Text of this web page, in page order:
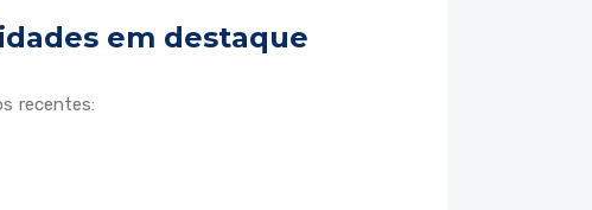
em destaque
recentes: